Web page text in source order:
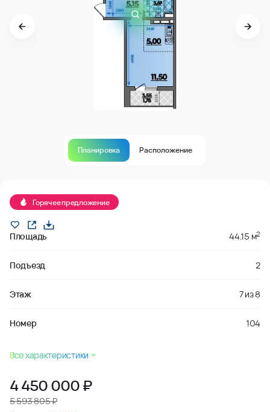
Планировка Расположение
Горячее предложение
Площадь 44.15 м2
Подъезд 2
Этаж 7из8
Номер 104
Все характеристики
4 450 000₽
5 593 805 ₽